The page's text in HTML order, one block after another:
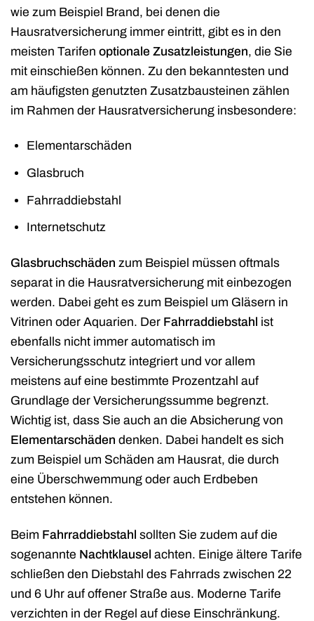
wie zum Beispiel Brand, bei denen die
Hausratversicherung immer eintritt, gibt es in den
meisten Tarifen optionale Zusatzleistungen, die Sie
mit einschießen können. Zu den bekanntesten und
am häufigsten genutzten Zusatzbausteinen zählen
im Rahmen der Hausratversicherung insbesondere:
Elementarschäden
Glasbruch
Fahrraddiebstahl
Internetschutz
Glasbruchschäden zum Beispiel müssen oftmals
separat in die Hausratversicherung mit einbezogen
werden. Dabei geht es zum Beispiel um Gläsern in
Vitrinen oder Aquarien. Der Fahrraddiebstahl ist
ebenfalls nicht immer automatisch im
Versicherungsschutz integriert und vor allem
meistens auf eine bestimmte Prozentzahl auf
Grundlage der Versicherungssumme begrenzt.
Wichtig ist, dass Sie auch an die Absicherung von
Elementarschäden denken. Dabei handelt es sich
zum Beispiel um Schäden am Hausrat, die durch
eine Überschwemmung oder auch Erdbeben
entstehen können.
Beim Fahrraddiebstahl sollten Sie zudem auf die
sogenannte Nachtklausel achten. Einige ältere Tarife
schließen den Diebstahl des Fahrrads zwischen 22
und 6 Uhr auf offener Straße aus. Moderne Tarife
verzichten in der Regel auf diese Einschränkung.